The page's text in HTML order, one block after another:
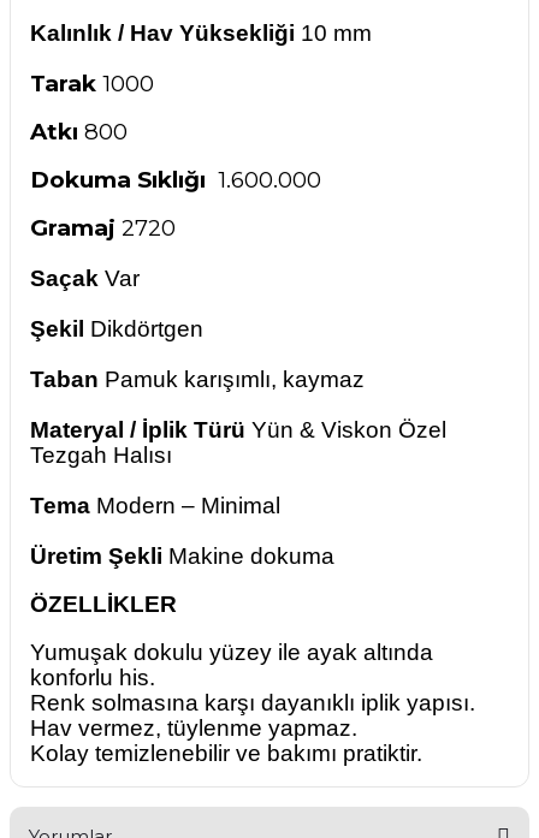
Kalınlık / Hav Yüksekliği 10 mm
Tarak 1000
Atkı 800
Dokuma Sıklığı 1.600.000
Gramaj 2720
Saçak Var
Şekil Dikdörtgen
Taban Pamuk karışımlı, kaymaz
Materyal / İplik Türü Yün & Viskon Özel
Tezgah Halısı
Tema Modern – Minimal
Üretim Şekli Makine dokuma
ÖZELLİKLER
Yumuşak dokulu yüzey ile ayak altında
konforlu his.
Renk solmasına karşı dayanıklı iplik yapısı.
Hav vermez, tüylenme yapmaz.
Kolay temizlenebilir ve bakımı pratiktir.